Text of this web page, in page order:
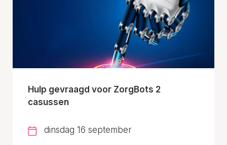
Hulp gevraagd voor ZorgBots 2
casussen
dinsdag 16 september